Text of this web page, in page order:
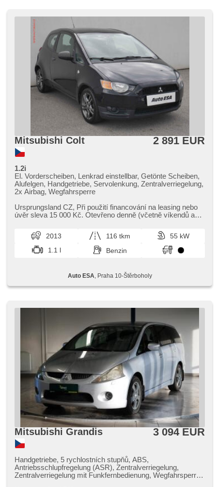
Mitsubishi Colt 2 891 EUR
1.2i
El. Vorderscheiben, Lenkrad einstellbar, Getönte Scheiben,
Alufelgen, Handgetriebe, Servolenkung, Zentralverriegelung,
2x Airbag, Wegfahrsperre
Ursprungsland CZ,​ Při použití financování na leasing nebo
úvěr sleva 15 000 Kč. Otevřeno denně (včetně víkendů a
2013 116 tkm
55 kW
1.1 l
Benzin
Auto ESA , Praha 10-Štěrboholy
Mitsubishi Grandis 3 094 EUR
Handgetriebe, 5 rychlostních stupňů, ABS,
Antriebsschlupfregelung (ASR), Zentralverriegelung,
Zentralverriegelung mit Funkfernbedienung, Wegfahrsperre,